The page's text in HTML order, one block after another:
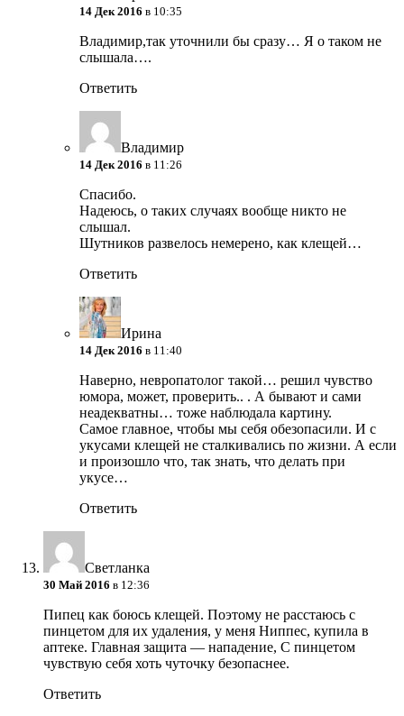
14 Дек 2016 в 10:35
Владимир,так уточнили бы сразу… Я о таком не
слышала….
Ответить
Владимир
14 Дек 2016 в 11:26
Спасибо.
Надеюсь, о таких случаях вообще никто не
слышал.
Шутников развелось немерено, как клещей…
Ответить
Ирина
14 Дек 2016 в 11:40
Наверно, невропатолог такой… решил чувство
юмора, может, проверить.. . А бывают и сами
неадекватны… тоже наблюдала картину.
Самое главное, чтобы мы себя обезопасили. И с
укусами клещей не сталкивались по жизни. А если
и произошло что, так знать, что делать при
укусе…
Ответить
Светланка
30 Май 2016 в 12:36
Пипец как боюсь клещей. Поэтому не расстаюсь с
пинцетом для их удаления, у меня Ниппес, купила в
аптеке. Главная защита — нападение, С пинцетом
чувствую себя хоть чуточку безопаснее.
Ответить